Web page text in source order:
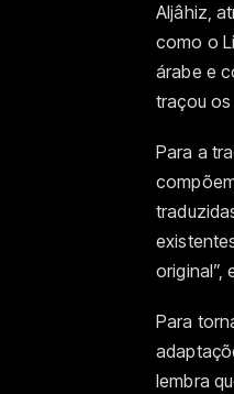
Aljâhiz,
como o
árabe e
traçou
Para a
original”,
Para
lembra